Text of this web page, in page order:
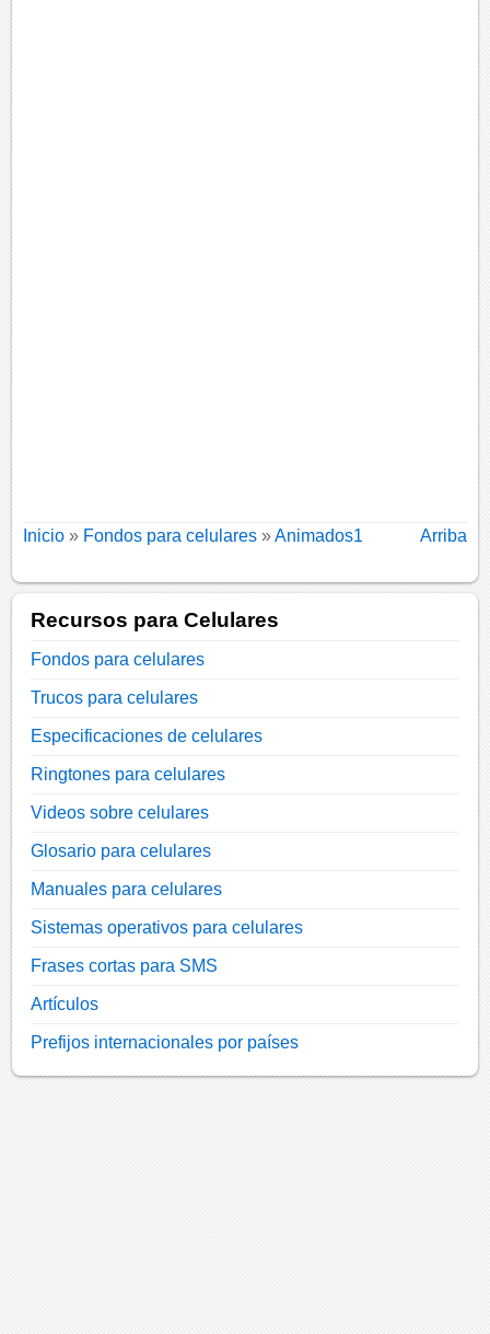
Inicio » Fondos para celulares »Animados1 Arriba
Recursos para Celulares
Fondos para celulares
Trucos para celulares
Especificaciones de celulares
Ringtones para celulares
Videos sobre celulares
Glosario para celulares
Manuales para celulares
Sistemas operativos para celulares
Frases cortas para SMS
Artículos
Prefijos internacionales por países